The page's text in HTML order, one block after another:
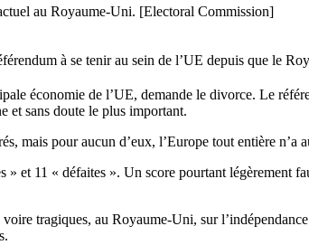
au Royaume-Uni. [Electoral Commission]
à se tenir au sein de l’UE depuis que le
économie de l’UE, demande le divorce. Le
et sans doute le plus important.
mais pour aucun d’eux, l’Europe tout entière n’a
et 11 « défaites ». Un score pourtant légèrement
tragiques, au Royaume-Uni, sur